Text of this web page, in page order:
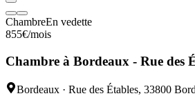
ChambreEn vedette
855€/mois
Chambre à Bordeaux - Rue des
Bordeaux · Rue des Étables, 33800